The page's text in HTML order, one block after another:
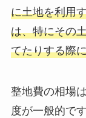
に土地を利用
は、特にその
てたりする際
整地費の相場
度が一般的で